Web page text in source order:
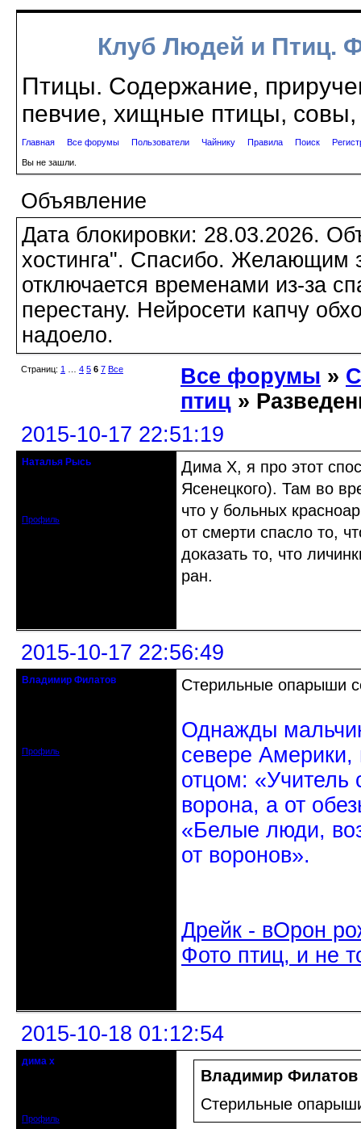
Клуб Людей и Птиц.
Птицы. Содержание,
певчие, хищные птицы, совы,
Главная Все форумы Пользователи Чайнику Правила Поиск
Вы не зашли.
Объявление
Дата блокировки: 28.03.2026.
хостинга". Спасибо. Желающим
отключается временами из-за
перестану. Нейросети капчу
надоело.
Страниц: 1 4 5 6 7 Все Все форумы »
птиц »
2015-10-17 22:51:19
Наталья Рысь
Профиль
Дима Х, я про этот
Ясенецкого). Там во
что у больных
от смерти спасло то,
доказать то, что
ран.
2015-10-17 22:56:49
Владимир Филатов
Профиль
Стерильные опарыши
Однажды
севере
отцом: «Учитель
ворона, а от
«Белые люди,
от воронов».
Дрейк - вОрон
Фото птиц, и не
2015-10-18 01:12:54
дима х
Профиль
Владимир
Стерильные